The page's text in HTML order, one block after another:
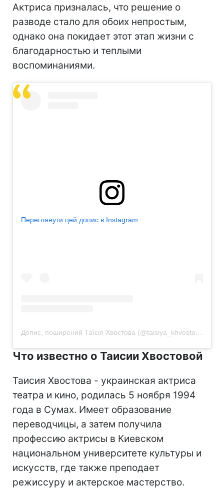
Актриса призналась, что решение о
разводе стало для обоих непростым,
однако она покидает этот этап жизни с
благодарностью и теплыми
воспоминаниями.
Переглянути цей допис в Instagram
Допис, поширений Таїсія Хвостова (@taisiya_khvostova)
Что известно о Таисии Хвостовой
Таисия Хвостова - украинская актриса
театра и кино, родилась 5 ноября 1994
года в Сумах. Имеет образование
переводчицы, а затем получила
профессию актрисы в Киевском
национальном университете культуры и
искусств, где также преподает
режиссуру и актерское мастерство.